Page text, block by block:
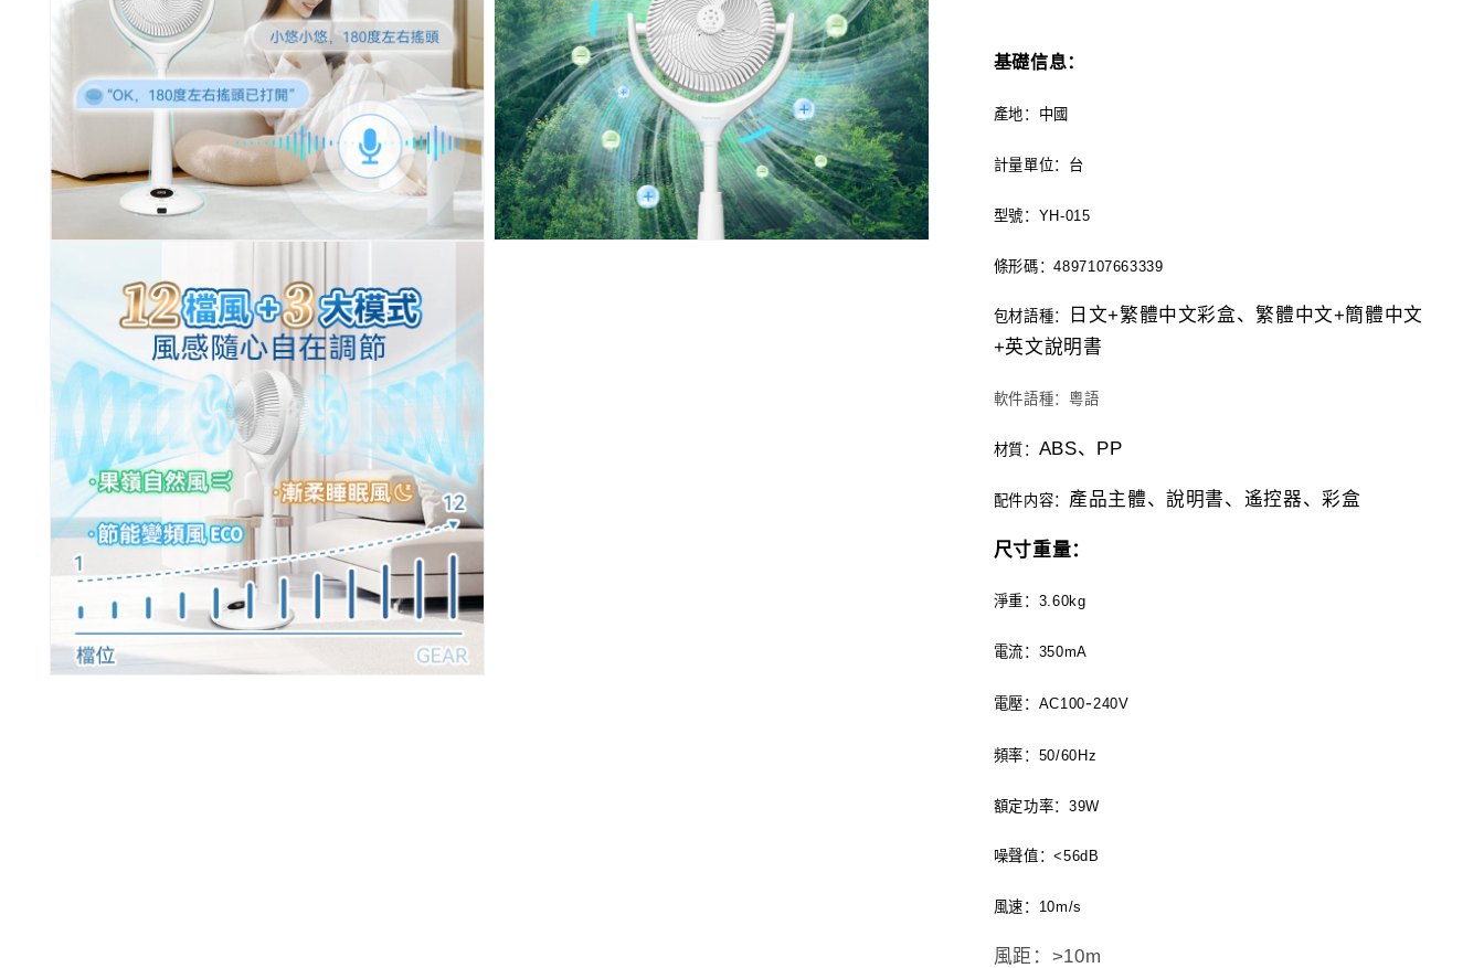
基礎信息：
產地 ：中國
計量單位：台
型號： YH-015
條形碼：4897107663339
包材語種： 日文+繁體中文彩盒、繁體中文+簡體中文
+英文說明書
軟件語種：粵語
材質： ABS、 PP
配件内容： 產品主體、說明書、遙控器、彩盒
尺寸重量：
淨重： 3.60kg
電流： 350mA
電壓： AC100-240V
頻率： 50/60Hz
額定功率： 39W
噪聲值：<56dB
風速： 10m/s
風距： >10m